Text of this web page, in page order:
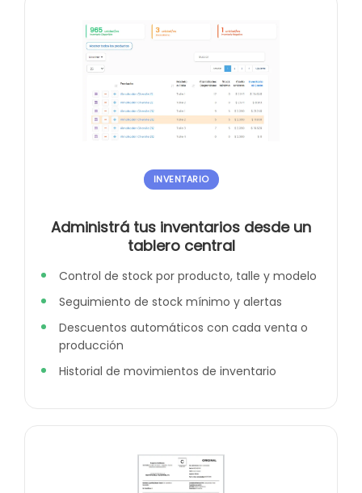
INVENTARIO
Administrá tus inventarios desde un
tablero central
Control de stock por producto, talle y modelo
Seguimiento de stock mínimo y alertas
Descuentos automáticos con cada venta o
producción
Historial de movimientos de inventario